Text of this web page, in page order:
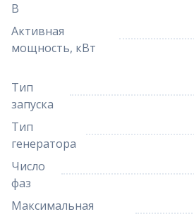
В
Активная
мощность, кВт
Тип
запуска
Тип
генератора
Число
фаз
Максимальная